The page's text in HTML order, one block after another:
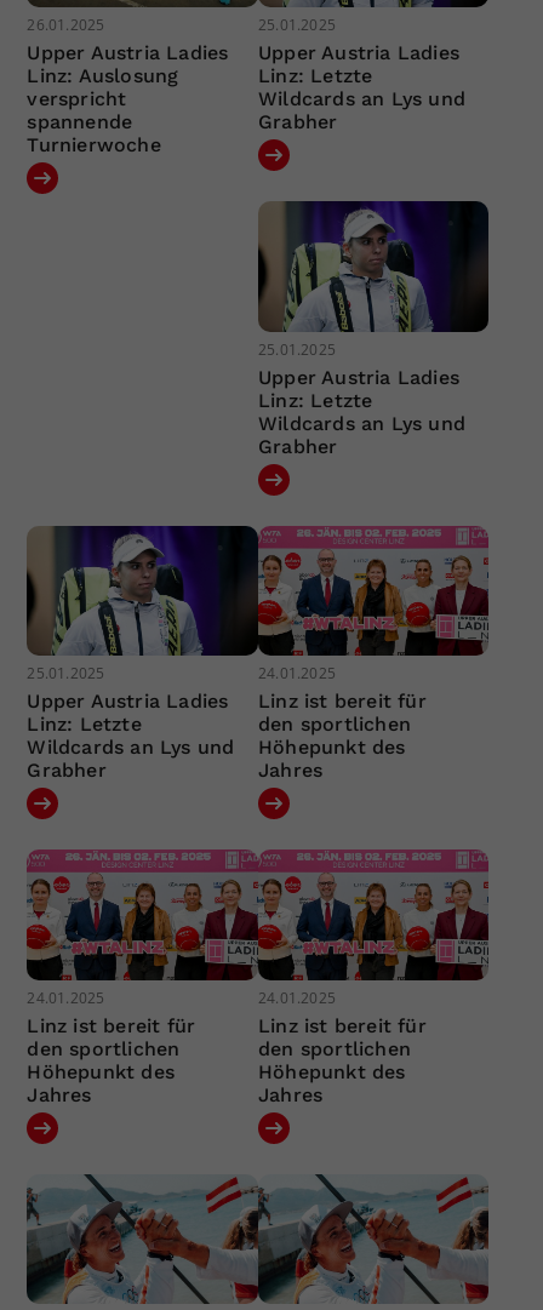
26.01.2025
Upper Austria Ladies
Linz: Auslosung
verspricht
spannende
Turnierwoche
25.01.2025
Upper Austria Ladies
Linz: Letzte
Wildcards an Lys und
Grabher
25.01.2025
Upper Austria Ladies
Linz: Letzte
Wildcards an Lys und
Grabher
25.01.2025
Upper Austria Ladies
Linz: Letzte
Wildcards an Lys und
Grabher
24.01.2025
Linz ist bereit für
den sportlichen
Höhepunkt des
Jahres
24.01.2025
Linz ist bereit für
den sportlichen
Höhepunkt des
Jahres
24.01.2025
Linz ist bereit für
den sportlichen
Höhepunkt des
Jahres